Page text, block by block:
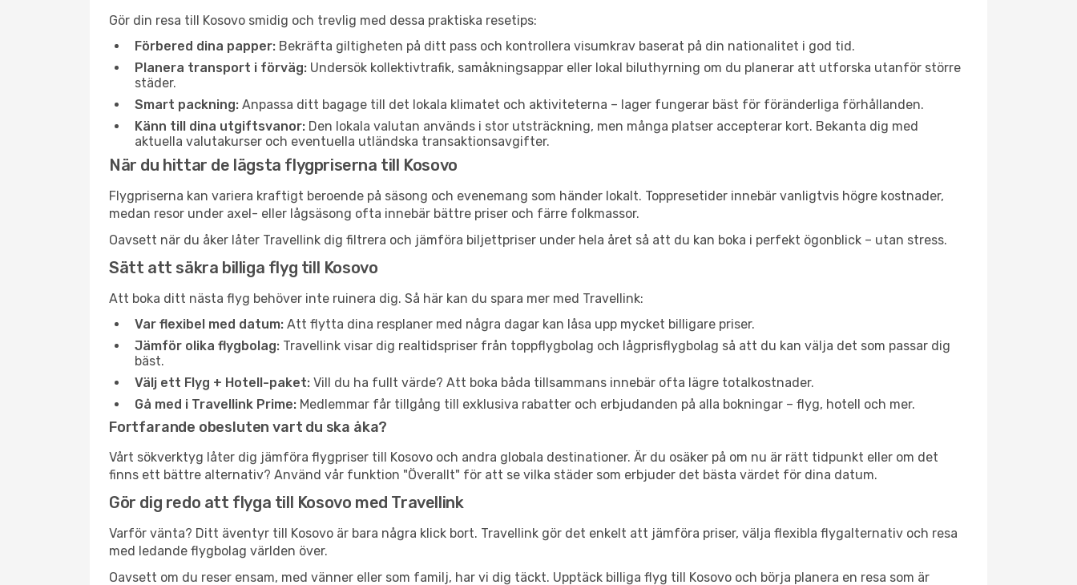
Gör din resa till Kosovo smidig och trevlig med dessa praktiska resetips:
Förbered dina papper: Bekräfta giltigheten på ditt pass och kontrollera visumkrav baserat på din nationalitet i god tid.
Planera transport i förväg: Undersök kollektivtrafik, samåkningsappar eller lokal biluthyrning om du planerar att utforska utanför större
städer.
Smart packning: Anpassa ditt bagage till det lokala klimatet och aktiviteterna – lager fungerar bäst för föränderliga förhållanden.
Känn till dina utgiftsvanor: Den lokala valutan används i stor utsträckning, men många platser accepterar kort. Bekanta dig med
aktuella valutakurser och eventuella utländska transaktionsavgifter.
När du hittar de lägsta flygpriserna till Kosovo
Flygpriserna kan variera kraftigt beroende på säsong och evenemang som händer lokalt. Toppresetider innebär vanligtvis högre kostnader,
medan resor under axel- eller lågsäsong ofta innebär bättre priser och färre folkmassor.
Oavsett när du åker låter Travellink dig filtrera och jämföra biljettpriser under hela året så att du kan boka i perfekt ögonblick – utan stress.
Sätt att säkra billiga flyg till Kosovo
Att boka ditt nästa flyg behöver inte ruinera dig. Så här kan du spara mer med Travellink:
Var flexibel med datum: Att flytta dina resplaner med några dagar kan låsa upp mycket billigare priser.
Jämför olika flygbolag: Travellink visar dig realtidspriser från toppflygbolag och lågprisflygbolag så att du kan välja det som passar dig
bäst.
Välj ett Flyg + Hotell-paket: Vill du ha fullt värde? Att boka båda tillsammans innebär ofta lägre totalkostnader.
Gå med i Travellink Prime: Medlemmar får tillgång till exklusiva rabatter och erbjudanden på alla bokningar – flyg, hotell och mer.
Fortfarande obesluten vart du ska åka?
Vårt sökverktyg låter dig jämföra flygpriser till Kosovo och andra globala destinationer. Är du osäker på om nu är rätt tidpunkt eller om det
finns ett bättre alternativ? Använd vår funktion "Överallt" för att se vilka städer som erbjuder det bästa värdet för dina datum.
Gör dig redo att flyga till Kosovo med Travellink
Varför vänta? Ditt äventyr till Kosovo är bara några klick bort. Travellink gör det enkelt att jämföra priser, välja flexibla flygalternativ och resa
med ledande flygbolag världen över.
Oavsett om du reser ensam, med vänner eller som familj, har vi dig täckt. Upptäck billiga flyg till Kosovo och börja planera en resa som är